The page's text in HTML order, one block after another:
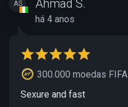
AS Ahmad S.
há 4 anos
300.000 moedas FIFA
Sexure and fast